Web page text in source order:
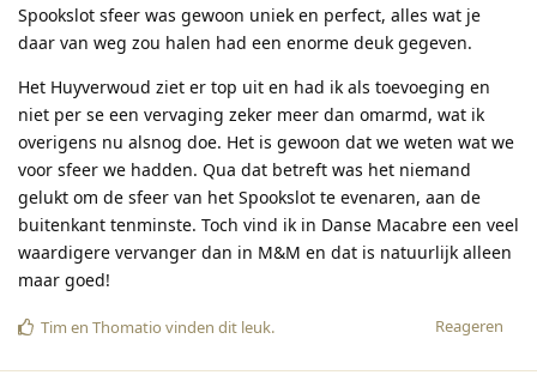
Spookslot sfeer was gewoon uniek en perfect, alles wat je
daar van weg zou halen had een enorme deuk gegeven.
Het Huyverwoud ziet er top uit en had ik als toevoeging en
niet per se een vervaging zeker meer dan omarmd, wat ik
overigens nu alsnog doe. Het is gewoon dat we weten wat we
voor sfeer we hadden. Qua dat betreft was het niemand
gelukt om de sfeer van het Spookslot te evenaren, aan de
buitenkant tenminste. Toch vind ik in Danse Macabre een veel
waardigere vervanger dan in M&M en dat is natuurlijk alleen
maar goed!
Reageren
Tim en Thomatio vinden dit leuk.